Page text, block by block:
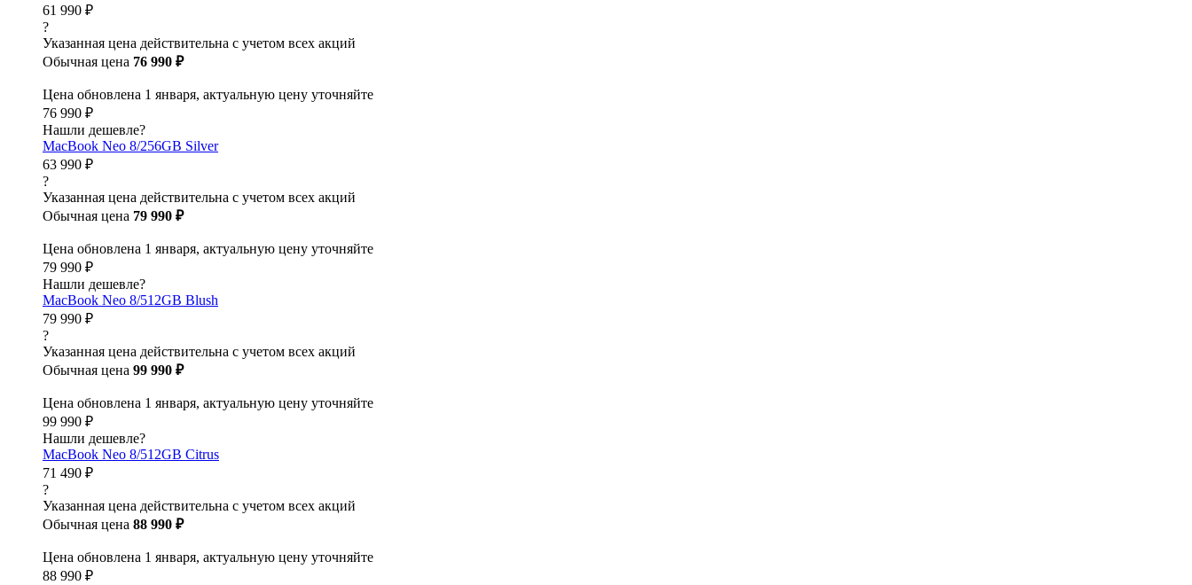
61 990 ₽
?
Указанная цена действительна с учетом всех акций
Обычная цена 76 990 ₽
Цена обновлена 1 января, актуальную цену уточняйте
76 990 ₽
Нашли дешевле?
MacBook Neo 8/256GB Silver
63 990 ₽
?
Указанная цена действительна с учетом всех акций
Обычная цена 79 990 ₽
Цена обновлена 1 января, актуальную цену уточняйте
79 990 ₽
Нашли дешевле?
MacBook Neo 8/512GB Blush
79 990 ₽
?
Указанная цена действительна с учетом всех акций
Обычная цена 99 990 ₽
Цена обновлена 1 января, актуальную цену уточняйте
99 990 ₽
Нашли дешевле?
MacBook Neo 8/512GB Citrus
71 490 ₽
?
Указанная цена действительна с учетом всех акций
Обычная цена 88 990 ₽
Цена обновлена 1 января, актуальную цену уточняйте
88 990 ₽